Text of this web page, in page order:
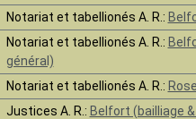
Notariat et tabellionés A. R.:
Notariat et tabellionés A. R.:
général)
Notariat et tabellionés A. R.:
Justices A. R.: Belfort (bailliage